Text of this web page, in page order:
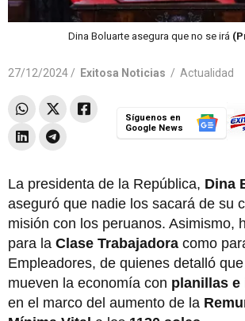
Dina Boluarte asegura que no se irá
27/12/2024 / Exitosa Noticias / Actualidad
Síguenos en
Google News
La presidenta de la República, Dina
aseguró que nadie los sacará de su
misión con los peruanos. Asimismo,
para la Clase Trabajadora como
Empleadores, de quienes detalló
mueven la economía con planillas e
en el marco del aumento de la